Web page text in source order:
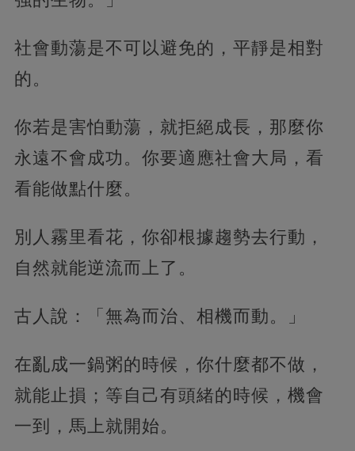
社會動蕩是不可以避免的，平靜是相對
的。
你若是害怕動蕩，就拒絕成長，那麼你
永遠不會成功。你要適應社會大局，看
看能做點什麼。
別人霧里看花，你卻根據趨勢去行動，
自然就能逆流而上了。
古人說：「無為而治、相機而動。」
在亂成一鍋粥的時候，你什麼都不做，
就能止損；等自己有頭緒的時候，機會
一到，馬上就開始。